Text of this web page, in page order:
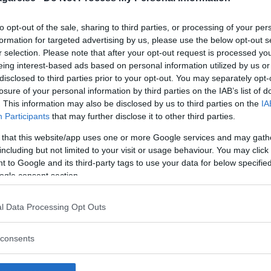
opt-out of the sale, sharing to third parties, or processing of your
for targeted advertising by us, please use the below opt-out
selection. Please note that after your opt-out request is processed
interest-based ads based on personal information utilized by us
to third parties prior to your opt-out. You may separately
of your personal information by third parties on the IAB’s list of
This information may also be disclosed by us to third parties on the
Participants that may further disclose it to other third parties.
that this website/app uses one or more Google services and may
but not limited to your visit or usage behaviour. You may
to Google and its third-party tags to use your data for below
consent section.
Data Processing Opt Outs
skyldighet att åtgärda ett sådant fel?
Newtonmeter snurrar bulten bara och drar man
och finns på lager hos importören. Föreslår
reglerat på garantin. Åtdragningsmomentet för
IGNUS SUV